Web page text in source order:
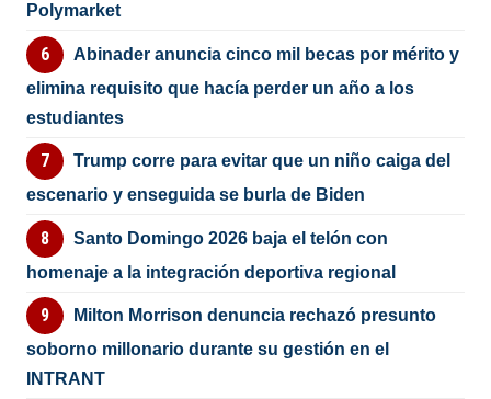
Polymarket
Abinader anuncia cinco mil becas por mérito y
elimina requisito que hacía perder un año a los
estudiantes
Trump corre para evitar que un niño caiga del
escenario y enseguida se burla de Biden
Santo Domingo 2026 baja el telón con
homenaje a la integración deportiva regional
Milton Morrison denuncia rechazó presunto
soborno millonario durante su gestión en el
INTRANT